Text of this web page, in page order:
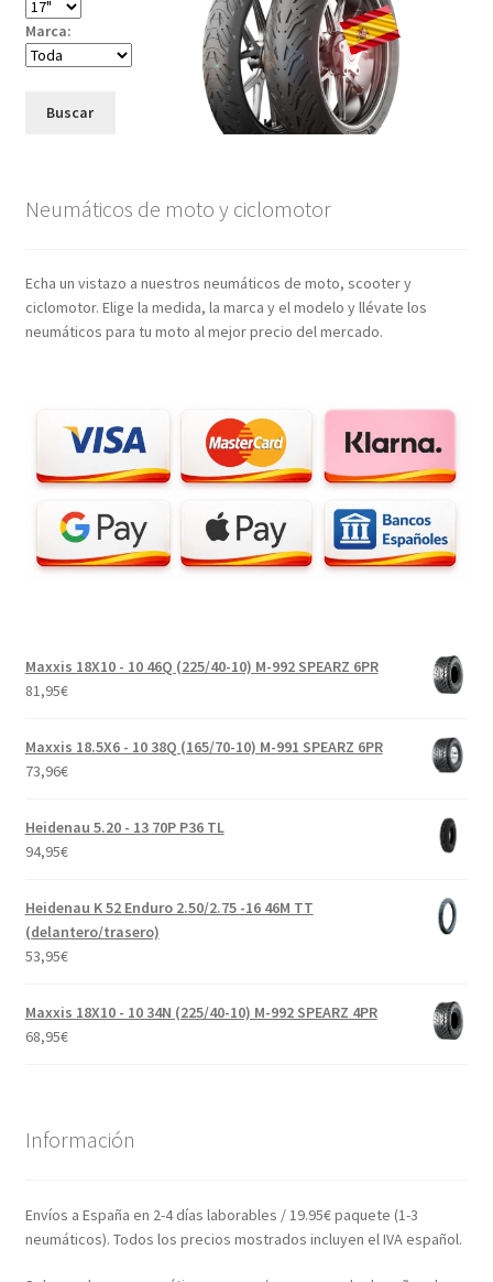
Marca:
Buscar
Neumáticos de moto y ciclomotor
Echa un vistazo a nuestros neumáticos de moto, scooter y
ciclomotor. Elige la medida, la marca y el modelo y llévate los
neumáticos para tu moto al mejor precio del mercado.
Maxxis 18X10 - 10 46Q (225/40-10) M-992 SPEARZ 6PR
81,95€
Maxxis 18.5X6 - 10 38Q (165/70-10) M-991 SPEARZ 6PR
73,96€
Heidenau 5.20 - 13 70P P36 TL
94,95€
Heidenau K 52 Enduro 2.50/2.75 -16 46M TT
(delantero/trasero)
53,95€
Maxxis 18X10 - 10 34N (225/40-10) M-992 SPEARZ 4PR
68,95€
Información
Envíos a España en 2-4 días laborables / 19.95€ paquete (1-3
neumáticos). Todos los precios mostrados incluyen el IVA español.